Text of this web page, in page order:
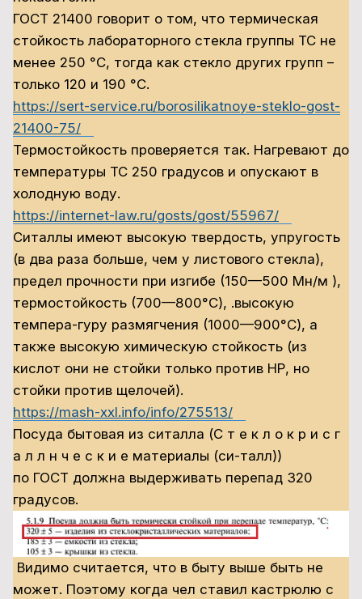
ГОСТ 21400 говорит о том, что термическая
стойкость лабораторного стекла группы ТС не
менее 250 °С, тогда как стекло других групп –
только 120 и 190 °С.
https://sert-service.ru/borosilikatnoye-steklo-gost-
21400-75/
Термостойкость проверяется так. Нагревают до
температуры ТС 250 градусов и опускают в
холодную воду.
https://internet-law.ru/gosts/gost/55967/
Ситаллы имеют высокую твердость, упругость
(в два раза больше, чем у листового стекла),
предел прочности при изгибе (150—500 Мн/м ),
термостойкость (700—800°С), .высокую
темпера-гуру размягчения (1000—900°С), а
также высокую химическую стойкость (из
кислот они не стойки только против НР, но
стойки против щелочей).
https://mash-xxl.info/info/275513/
Посуда бытовая из ситалла (С т е к л о к р и с г
а л л н ч е с к и е материалы (си-талл))
по ГОСТ должна выдерживать перепад 320
градусов.
Видимо считается, что в быту выше быть не
может. Поэтому когда чел ставил кастрюлю с